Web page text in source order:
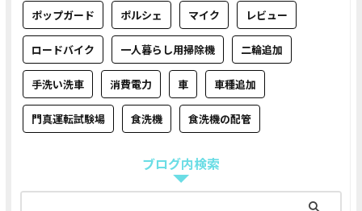
ポップガード ポルシェ マイク レビュー
ロードバイク 一人暮らし用掃除機 二輪追加
手洗い洗車 消費電力 車 車種追加
門真運転試験場 食洗機 食洗機の配管
ブログ内検索